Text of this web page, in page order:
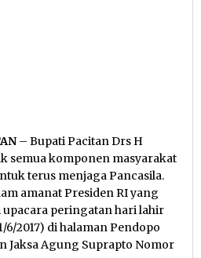
– Bupati Pacitan Drs H
semua komponen masyarakat
terus menjaga Pancasila.
amanat Presiden RI yang
upacara peringatan hari lahir
6/2017) di halaman Pendopo
Jaksa Agung Suprapto Nomor